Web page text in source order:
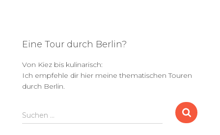
Eine Tour durch Berlin?
Von Kiez bis kulinarisch:
Ich empfehle dir hier meine thematischen Touren
durch Berlin.
S
u
Suchen …